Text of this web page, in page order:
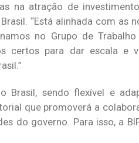
na atração de
“Está alinhada com
no Grupo de
certos para dar escala e
Brasil, sendo flexível e
que promoverá a
do governo. Para isso, a